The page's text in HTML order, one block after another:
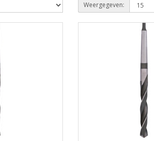
Weergegeven: